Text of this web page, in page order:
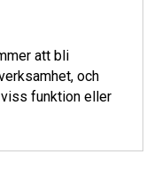
att bli
och
viss funktion eller